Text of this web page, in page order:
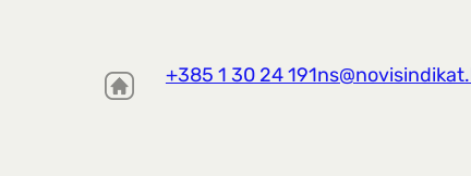
+385 1 30 24 191